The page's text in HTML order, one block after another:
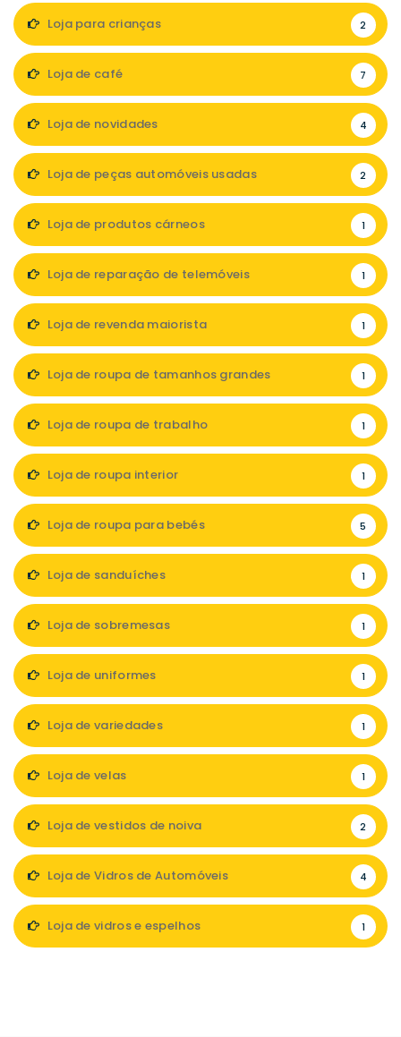
Loja para crianças 2
Loja de café 7
Loja de novidades 4
Loja de peças automóveis usadas 2
Loja de produtos cárneos 1
Loja de reparação de telemóveis 1
Loja de revenda maiorista 1
Loja de roupa de tamanhos grandes 1
Loja de roupa de trabalho 1
Loja de roupa interior 1
Loja de roupa para bebés 5
Loja de sanduíches 1
Loja de sobremesas 1
Loja de uniformes 1
Loja de variedades 1
Loja de velas 1
Loja de vestidos de noiva 2
Loja de Vidros de Automóveis 4
Loja de vidros e espelhos 1